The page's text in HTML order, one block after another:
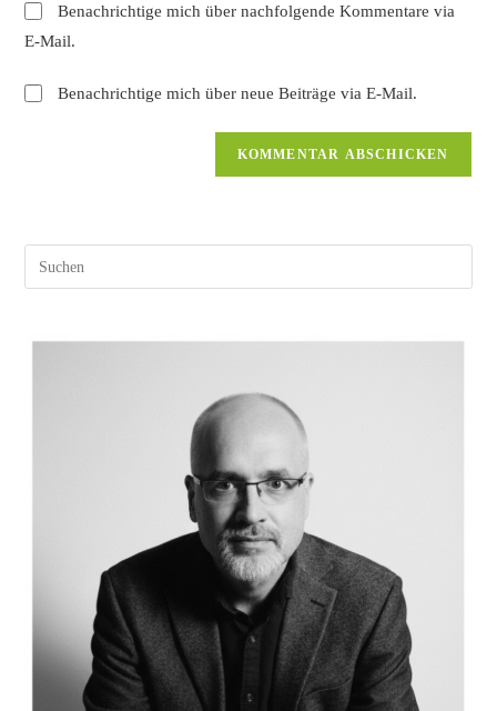
Benachrichtige mich über nachfolgende Kommentare via
E-Mail.
Benachrichtige mich über neue Beiträge via E-Mail.